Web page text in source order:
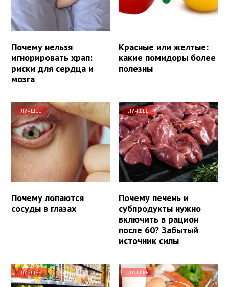
Почему нельзя
игнорировать храп:
риски для сердца и
мозга
Красные или желтые:
какие помидоры более
полезны
ЛУЧШЕЕ
Почему лопаются
сосуды в глазах
ЛУЧШЕЕ
Почему печень и
субпродукты нужно
включить в рацион
после 60? Забытый
источник силы
ЛУЧШЕЕ ЛУЧШЕЕ